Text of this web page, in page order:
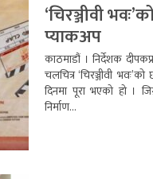
‘चिरञ्जीवी
प्याकअप
काठमाडौं । निर्देशक
चलचित्र ‘चिरञ्जीवी
दिनमा पूरा भएको हो ।
निर्माण...